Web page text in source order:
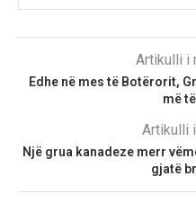
Artikulli i
Edhe në mes të Botërorit,
më
Artikulli
Një grua kanadeze merr
gjatë